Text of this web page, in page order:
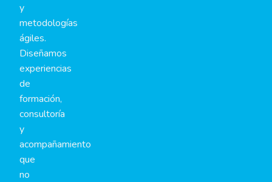
y
metodologías
ágiles.
Diseñamos
experiencias
de
formación,
consultoría
y
acompañamiento
que
no